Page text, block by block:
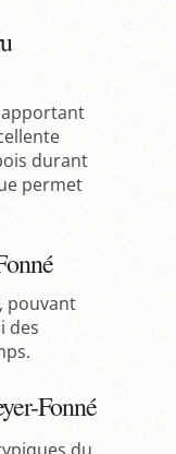
apportant
durant
permet
pouvant
des
Fonné